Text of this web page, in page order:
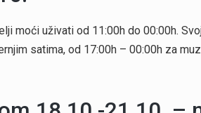
moći uživati od 11:00h do 00:00h.
satima, od 17:00h – 00:00h za